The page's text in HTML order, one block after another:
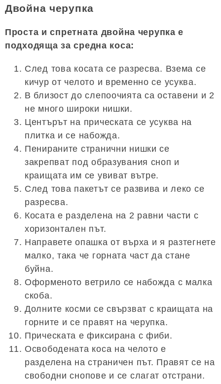
Двойна черупка
Проста и спретната двойна черупка е
подходяща за средна коса:
След това косата се разресва. Взема се
кичур от челото и временно се усуква.
В близост до слепоочията са оставени и 2
не много широки нишки.
Центърът на прическата се усуква на
плитка и се набожда.
Пенираните странични нишки се
закрепват под образувания сноп и
краищата им се увиват вътре.
След това пакетът се развива и леко се
разресва.
Косата е разделена на 2 равни части с
хоризонтален път.
Направете опашка от върха и я разтегнете
малко, така че горната част да стане
буйна.
Оформеното ветрило се набожда с малка
скоба.
Долните косми се свързват с краищата на
горните и се правят на черупка.
Прическата е фиксирана с фиби.
Освободената коса на челото е
разделена на страничен път. Правят се на
свободни снопове и се слагат отстрани.